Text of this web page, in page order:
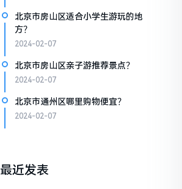
北京市房山区适合小学生游玩的地
方？
2024-02-07
北京市房山区亲子游推荐景点？
2024-02-07
北京市通州区哪里购物便宜？
2024-02-07
最近发表